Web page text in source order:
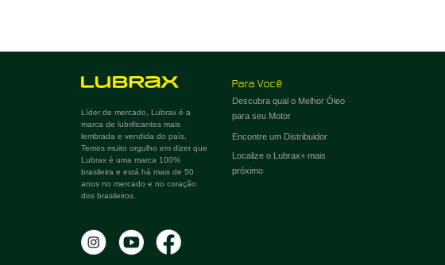
Líder de mercado, Lubrax é a
marca de lubrificantes mais
lembrada e vendida do país.
Temos muito orgulho em dizer que
Lubrax é uma marca 100%
brasileira e está há mais de 50
anos no mercado e no coração
dos brasileiros.
Para Você
Descubra qual o Melhor Óleo
para seu Motor
Encontre um Distribuidor
Localize o Lubrax+ mais
próximo